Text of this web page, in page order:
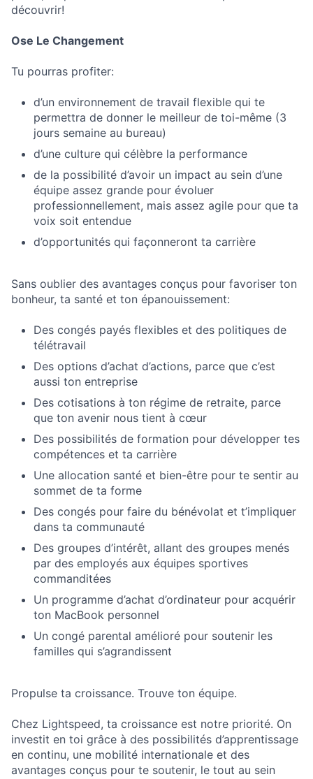
découvrir!
Ose Le Changement
Tu pourras profiter:
d’un environnement de travail flexible qui te
permettra de donner le meilleur de toi-même (3
jours semaine au bureau)
d’une culture qui célèbre la performance
de la possibilité d’avoir un impact au sein d’une
équipe assez grande pour évoluer
professionnellement, mais assez agile pour que ta
voix soit entendue
d’opportunités qui façonneront ta carrière
Sans oublier des avantages conçus pour favoriser ton
bonheur, ta santé et ton épanouissement:
Des congés payés flexibles et des politiques de
télétravail
Des options d’achat d’actions, parce que c’est
aussi ton entreprise
Des cotisations à ton régime de retraite, parce
que ton avenir nous tient à cœur
Des possibilités de formation pour développer tes
compétences et ta carrière
Une allocation santé et bien-être pour te sentir au
sommet de ta forme
Des congés pour faire du bénévolat et t’impliquer
dans ta communauté
Des groupes d’intérêt, allant des groupes menés
par des employés aux équipes sportives
commanditées
Un programme d’achat d’ordinateur pour acquérir
ton MacBook personnel
Un congé parental amélioré pour soutenir les
familles qui s’agrandissent
Propulse ta croissance. Trouve ton équipe.
Chez Lightspeed, ta croissance est notre priorité. On
investit en toi grâce à des possibilités d’apprentissage
en continu, une mobilité internationale et des
avantages conçus pour te soutenir, le tout au sein